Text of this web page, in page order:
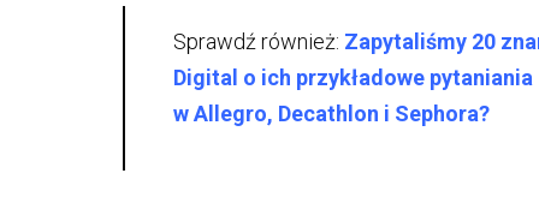
Sprawdź również: Zapytaliśmy 20
Digital o ich przykładowe
w Allegro, Decathlon i Sephora?